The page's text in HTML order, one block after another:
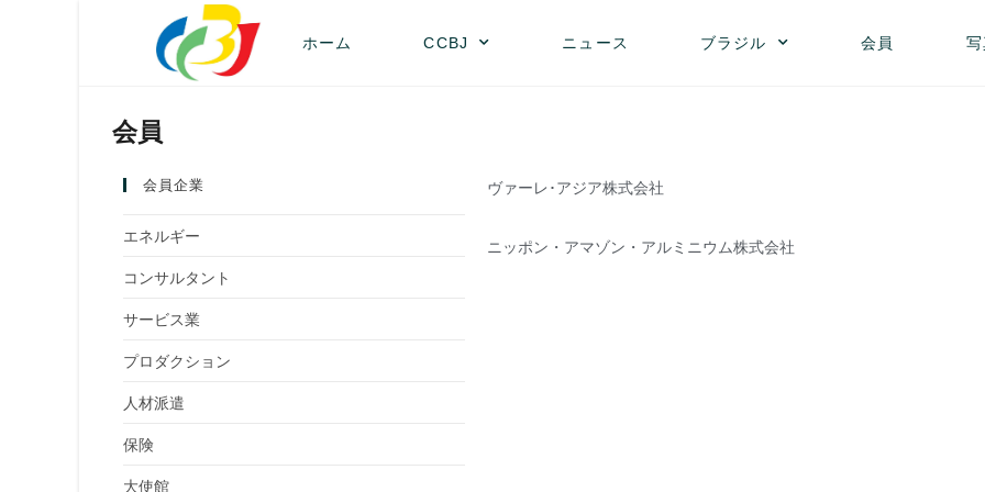
ホーム CCBJ ニュース ブラジル 会員
会員
会員企業
エネルギー
コンサルタント
サービス業
プロダクション
人材派遣
保険
大使館
ヴァーレ･アジア株式会社
ニッポン・アマゾン・アルミニウム株式会社